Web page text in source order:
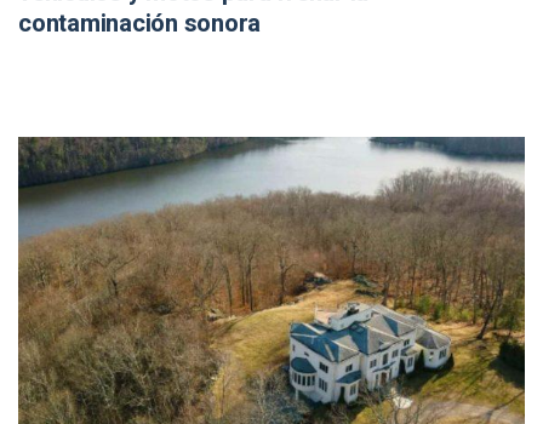
contaminación sonora